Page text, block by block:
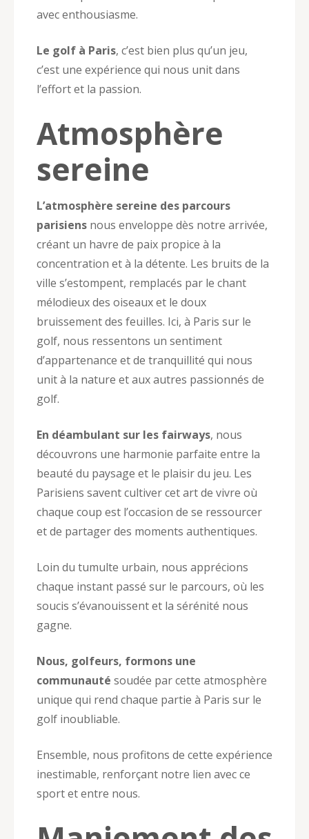
avec enthousiasme.
Le golf à Paris, c’est bien plus qu’un jeu,
c’est une expérience qui nous unit dans
l’effort et la passion.
Atmosphère
sereine
L’atmosphère sereine des parcours
parisiens nous enveloppe dès notre arrivée,
créant un havre de paix propice à la
concentration et à la détente. Les bruits de la
ville s’estompent, remplacés par le chant
mélodieux des oiseaux et le doux
bruissement des feuilles. Ici, à Paris sur le
golf, nous ressentons un sentiment
d’appartenance et de tranquillité qui nous
unit à la nature et aux autres passionnés de
golf.
En déambulant sur les fairways, nous
découvrons une harmonie parfaite entre la
beauté du paysage et le plaisir du jeu. Les
Parisiens savent cultiver cet art de vivre où
chaque coup est l’occasion de se ressourcer
et de partager des moments authentiques.
Loin du tumulte urbain, nous apprécions
chaque instant passé sur le parcours, où les
soucis s’évanouissent et la sérénité nous
gagne.
Nous, golfeurs, formons une
communauté soudée par cette atmosphère
unique qui rend chaque partie à Paris sur le
golf inoubliable.
Ensemble, nous profitons de cette expérience
inestimable, renforçant notre lien avec ce
sport et entre nous.